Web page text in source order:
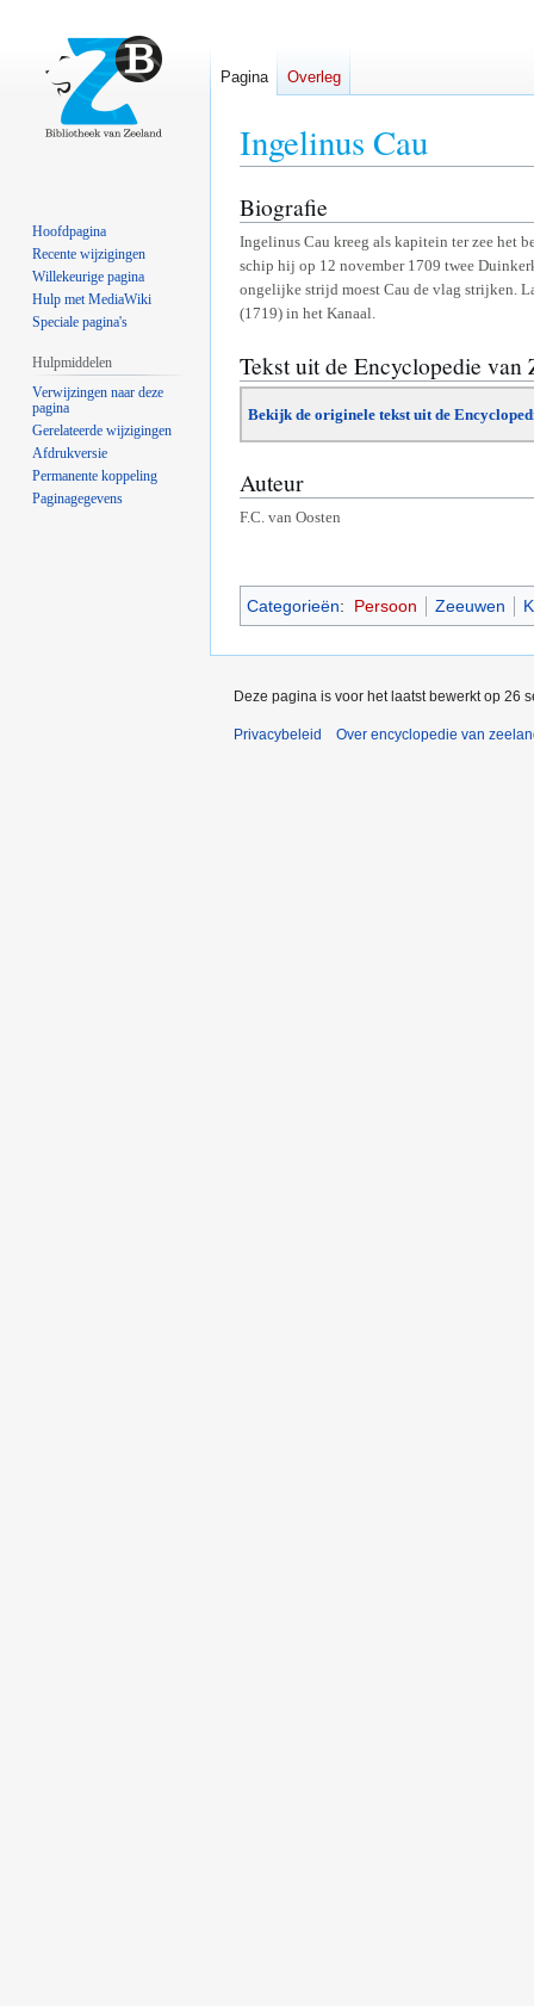
Ingelinus Cau
Naar
navigatie
springen
Naar
zoeken
springen
Biografie
Ingelinus Cau kreeg als kapitein ter zee het
schip hij op 12 november 1709 twee
ongelijke strijd moest Cau de vlag strijken.
(1719) in het Kanaal.
Tekst uit de Encyclopedie van
Bekijk de originele tekst uit de
Auteur
F.C. van Oosten
Categorieën: Persoon Zeeuwen
Pagina Overleg
Hoofdpagina
Recente wijzigingen
Willekeurige pagina
Hulp met MediaWiki
Speciale pagina's
Hulpmiddelen
Verwijzingen naar deze
pagina
Gerelateerde wijzigingen
Afdrukversie
Permanente koppeling
Paginagegevens
Deze pagina is voor het laatst bewerkt op 26
Privacybeleid Over encyclopedie van